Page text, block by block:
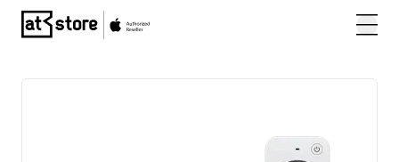
Posjetite početnu stranicu AT Store